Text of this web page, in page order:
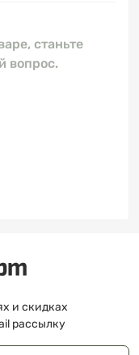
станьте
вопрос.
и скидках
рассылку